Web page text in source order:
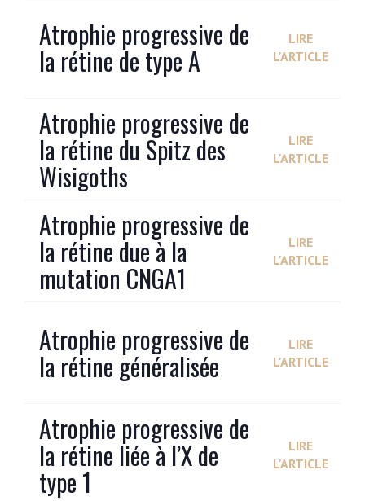
Atrophie progressive de
la rétine de type A
LIRE
L'ARTICLE
Atrophie progressive de
la rétine du Spitz des
Wisigoths
LIRE
L'ARTICLE
Atrophie progressive de
la rétine due à la
mutation CNGA1
LIRE
L'ARTICLE
Atrophie progressive de
la rétine généralisée
LIRE
L'ARTICLE
Atrophie progressive de
la rétine liée à l’X de
type 1
LIRE
L'ARTICLE